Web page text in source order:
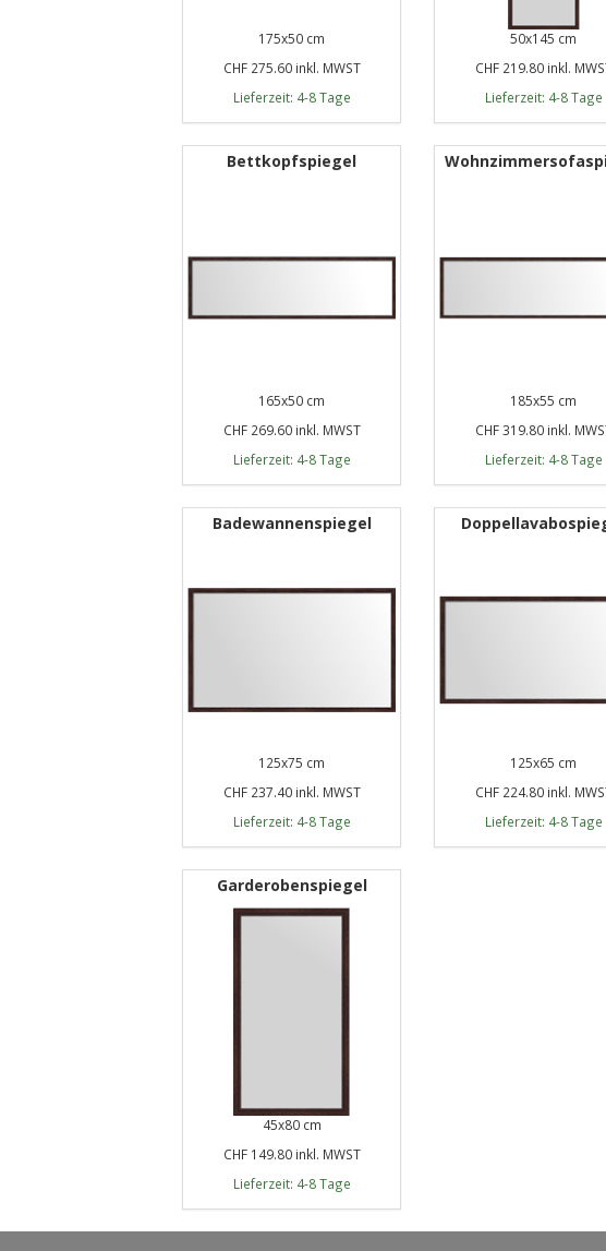
175x50 cm
CHF 275.60 inkl. MWST
Lieferzeit: 4-8 Tage
50x145 cm
CHF 219.80 inkl.
Lieferzeit: 4-8 Tage
Bettkopfspiegel
165x50 cm
CHF 269.60 inkl. MWST
Lieferzeit: 4-8 Tage
185x55 cm
CHF 319.80 inkl.
Lieferzeit: 4-8 Tage
Badewannenspiegel
125x75 cm
CHF 237.40 inkl. MWST
Lieferzeit: 4-8 Tage
125x65 cm
CHF 224.80 inkl.
Lieferzeit: 4-8 Tage
Garderobenspiegel
45x80 cm
CHF 149.80 inkl. MWST
Lieferzeit: 4-8 Tage